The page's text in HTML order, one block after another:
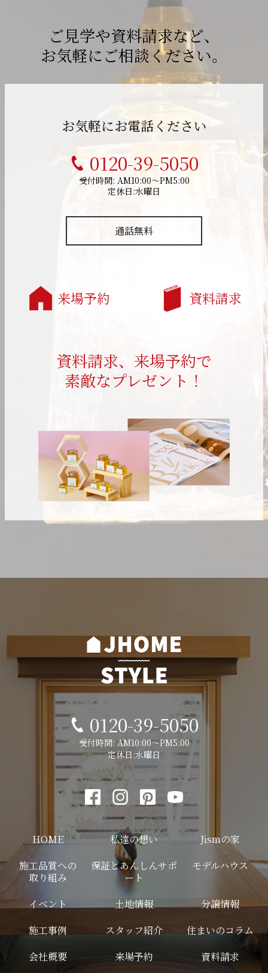
ご見学や資料請求など、
お気軽にご相談ください。
お気軽にお電話ください
0120-39-5050
受付時間: AM10:00～PM5:00
定休日:水曜日
通話無料
来場予約 資料請求
資料請求、来場予約で
素敵なプレゼント！
0120-39-5050
受付時間: AM10:00～PM5:00
定休日:水曜日
HOME 私達の想い
Jismの家
施工品質への
取り組み
保証とあんしんサポ
ート
モデルハウス
イベント 土地情報
分譲情報
施工事例
スタッフ紹介
住まいのコラム
会社概要
来場予約 資料請求